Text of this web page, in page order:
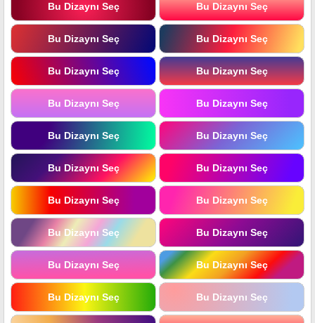
Bu Dizaynı Seç Bu Dizaynı Seç
Bu Dizaynı Seç Bu Dizaynı Seç
Bu Dizaynı Seç Bu Dizaynı Seç
Bu Dizaynı Seç Bu Dizaynı Seç
Bu Dizaynı Seç Bu Dizaynı Seç
Bu Dizaynı Seç Bu Dizaynı Seç
Bu Dizaynı Seç Bu Dizaynı Seç
Bu Dizaynı Seç Bu Dizaynı Seç
Bu Dizaynı Seç Bu Dizaynı Seç
Bu Dizaynı Seç Bu Dizaynı Seç